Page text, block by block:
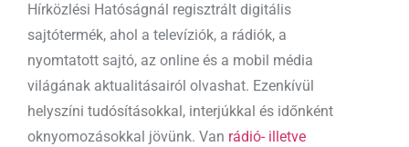
Hírközlési Hatóságnál regisztrált digitális
sajtótermék, ahol a televíziók, a rádiók, a
nyomtatott sajtó, az online és a mobil média
világának aktualitásairól olvashat. Ezenkívül
helyszíni tudósításokkal, interjúkkal és időnként
oknyomozásokkal jövünk. Van rádió- illetve